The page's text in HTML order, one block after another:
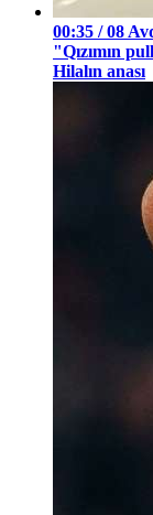
00:35 / 08
"Qızımın
Hilalın anası